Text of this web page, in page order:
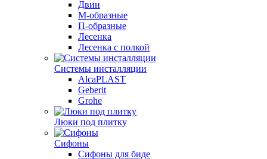
Двин
М-образные
П-образные
Лесенка
Лесенка с полкой
Системы инсталляции
AlcaPLAST
Geberit
Grohe
Люки под плитку
Сифоны
Сифoны для биде